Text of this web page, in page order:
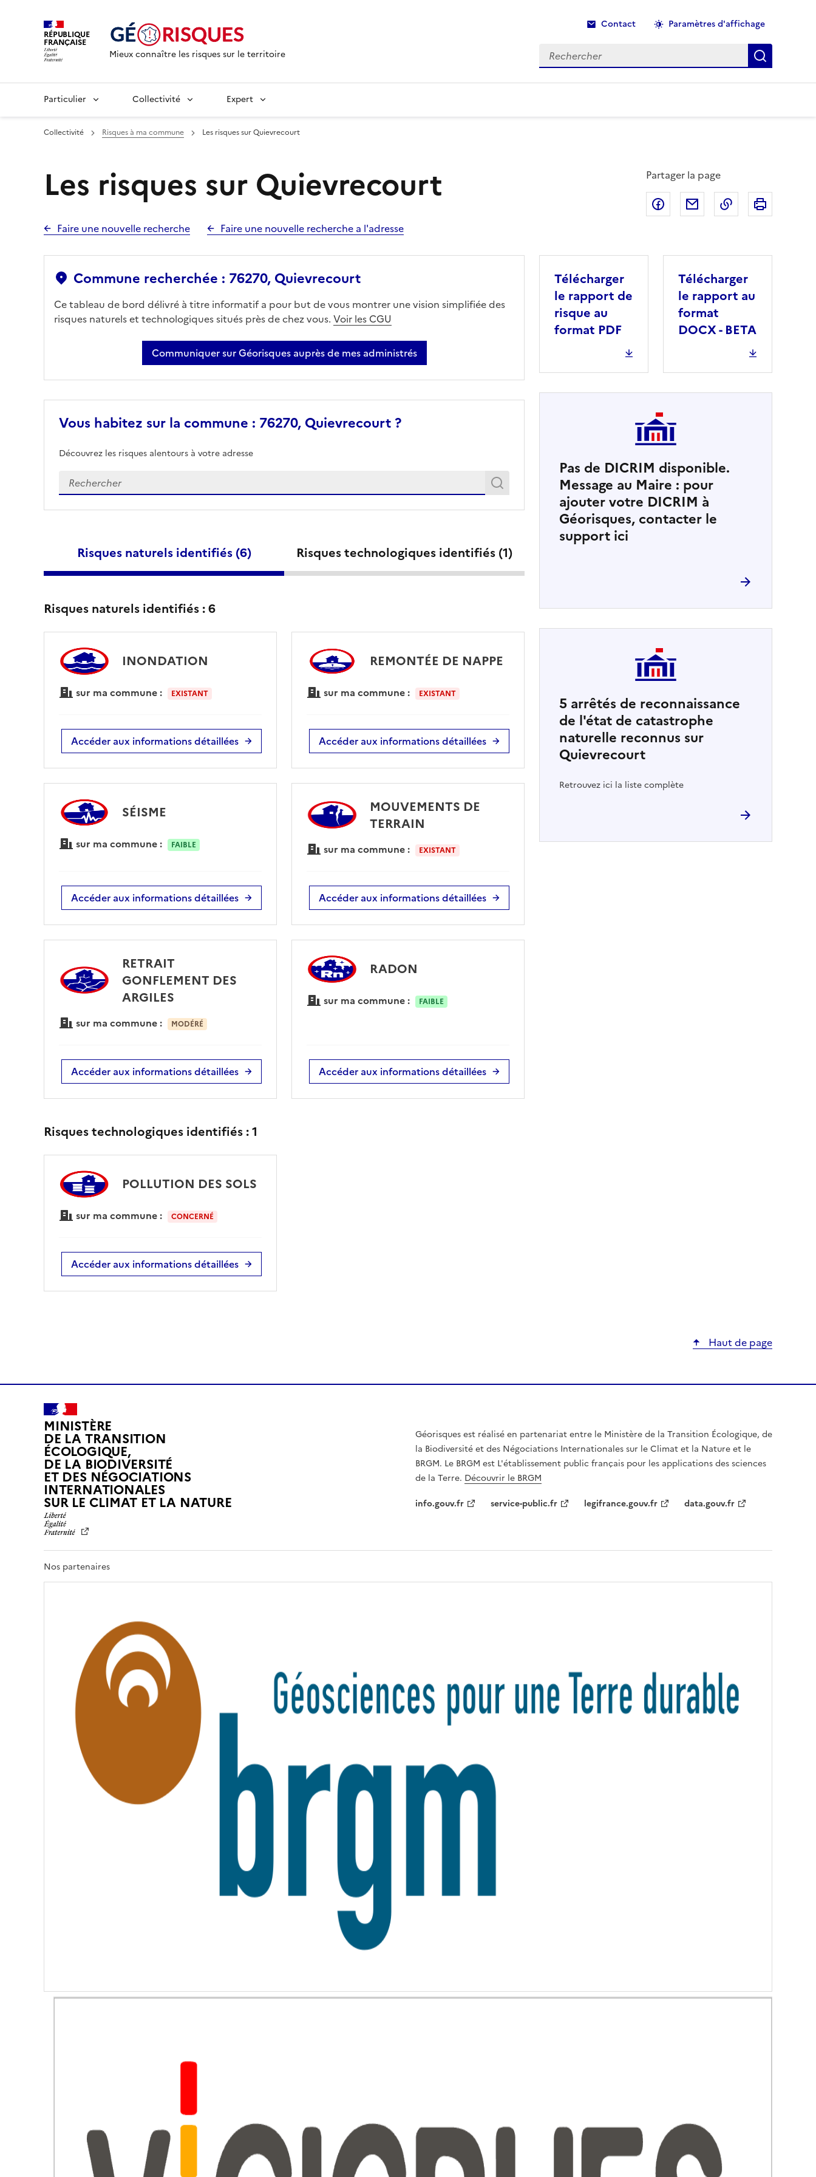
RÉPUBLIQUE
FRANÇAISE
Mieux connaître les risques sur le territoire
Contact Paramètres d'affichage
Rechercher Recherche
Particulier Collectivité Expert
Collectivité Risques à ma commune Les risques sur Quievrecourt
Les risques sur Quievrecourt
Faire une nouvelle recherche Faire une nouvelle recherche a l'adresse
Partager la page
Partager sur Facebook
Partager par email
Copier dans le
Commune recherchée : 76270, Quievrecourt
Ce tableau de bord délivré à titre informatif a pour but de vous montrer une vision simplifiée des
risques naturels et technologiques situés près de chez vous. Voir les CGU
Communiquer sur Géorisques auprès de mes administrés
Vous habitez sur la commune : 76270, Quievrecourt ?
Découvrez les risques alentours à votre adresse
Veuillez renseigner votre adresse exacte Rechercher
Recherche
Risques naturels identifiés (6) Risques technologiques identifiés (1)
Risques naturels identifiés :6
INONDATION
sur ma commune : EXISTANT
Accéder aux informations détaillées
REMONTÉE DE NAPPE
sur ma commune : EXISTANT
Accéder aux informations détaillées
SÉISME
sur ma commune : FAIBLE
Accéder aux informations détaillées
MOUVEMENTS DE
TERRAIN
sur ma commune : EXISTANT
Accéder aux informations détaillées
RETRAIT
GONFLEMENT DES
ARGILES
sur ma commune : MODÉRÉ
Accéder aux informations détaillées
RADON
sur ma commune : FAIBLE
Accéder aux informations détaillées
Risques technologiques identifiés :1
POLLUTION DES SOLS
sur ma commune : CONCERNÉ
Accéder aux informations détaillées
Télécharger
le rapport de
risque au
format PDF
Télécharger
le rapport au
format
DOCX - BETA
Pas de DICRIM disponible.
Message au Maire : pour
ajouter votre DICRIM à
Géorisques, contacter le
support ici
5 arrêtés de reconnaissance
de l'état de catastrophe
naturelle reconnus sur
Quievrecourt
Retrouvez ici la liste complète
Haut de page
MINISTÈRE
DE LA TRANSITION
ÉCOLOGIQUE,
DE LA BIODIVERSITÉ
ET DES NÉGOCIATIONS
INTERNATIONALES
SUR LE CLIMAT ET LA NATUREL
R
É
R
R
N
T
Géorisques est réalisé en partenariat entre le Ministère de la Transition Écologique, de
la Biodiversité et des Négociations Internationales sur le Climat et la Nature et le
BRGM. Le BRGM est L'établissement public français pour les applications des sciences
de la Terre. Découvrir le BRGM
info.gouv.fr
service-public.fr legifrance.gouv.fr data.gouv.fr
Nos partenaires